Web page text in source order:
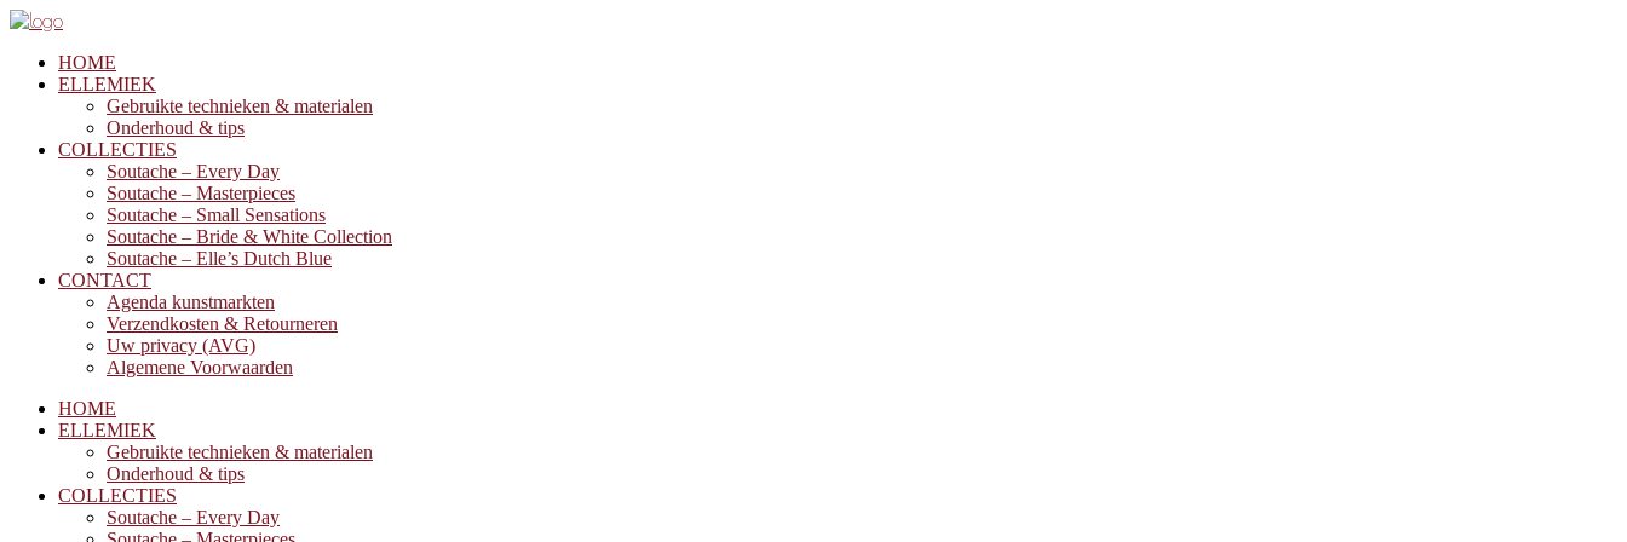
HOME
ELLEMIEK
Gebruikte technieken & materialen
Onderhoud & tips
COLLECTIES
Soutache – Every Day
Soutache – Masterpieces
Soutache – Small Sensations
Soutache – Bride & White Collection
Soutache – Elle’s Dutch Blue
CONTACT
Agenda kunstmarkten
Verzendkosten & Retourneren
Uw privacy (AVG)
Algemene Voorwaarden
HOME
ELLEMIEK
Gebruikte technieken & materialen
Onderhoud & tips
COLLECTIES
Soutache – Every Day